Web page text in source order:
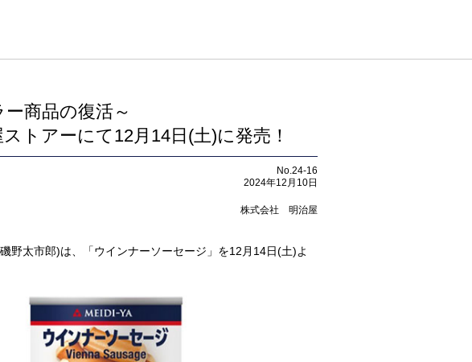
商品の復活～
トアーにて12月14日(土)に発売！
No.24-16
2024年12月10日
株式会社 明治屋
野太市郎)は、「ウインナーソーセージ」を12月14日(土)よ